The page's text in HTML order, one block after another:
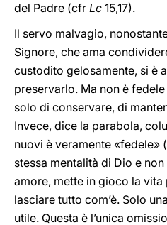
del Padre (cfr Lc 15,17).
Il servo malvagio,
Signore, che ama
custodito gelosamente, si è
preservarlo. Ma non è
solo di conservare, di
Invece, dice la parabola,
nuovi è veramente «fedele»
stessa mentalità di Dio e
amore, mette in gioco la
lasciare tutto com’è. Solo
utile. Questa è l’unica